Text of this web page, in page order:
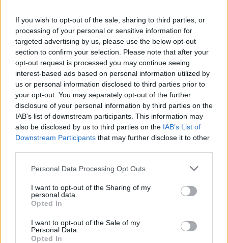
If you wish to opt-out of the sale, sharing to third parties, or
processing of your personal or sensitive information for
targeted advertising by us, please use the below opt-out
section to confirm your selection. Please note that after your
opt-out request is processed you may continue seeing
interest-based ads based on personal information utilized by
us or personal information disclosed to third parties prior to
your opt-out. You may separately opt-out of the further
disclosure of your personal information by third parties on the
IAB’s list of downstream participants. This information may
also be disclosed by us to third parties on the IAB’s List of
Downstream Participants that may further disclose it to other
Personal Data Processing Opt Outs
I want to opt-out of the Sharing of my
personal data.
Opted In
I want to opt-out of the Sale of my
Personal Data.
Opted In
ΠΕΡΙΣΣΌΤΕΡΑ ΣΕ ΑΥΤΉ ΤΗΝ ΚΑΤΗΓΟΡΊΑ
την επένδυση της
09/01/2024 - 15:03
της Τεχνητής Νοημοσύνης
οικιακές συσκευές